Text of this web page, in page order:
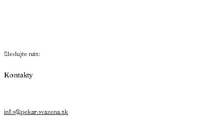
Sledujte nás:
Kontakty
info@pekarovazena.sk